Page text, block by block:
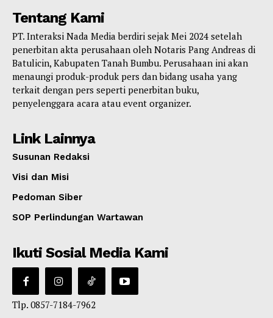
Tentang Kami
PT. Interaksi Nada Media berdiri sejak Mei 2024 setelah
penerbitan akta perusahaan oleh Notaris Pang Andreas di
Batulicin, Kabupaten Tanah Bumbu. Perusahaan ini akan
menaungi produk-produk pers dan bidang usaha yang
terkait dengan pers seperti penerbitan buku,
penyelenggara acara atau event organizer.
Link Lainnya
Susunan Redaksi
Visi dan Misi
Pedoman Siber
SOP Perlindungan Wartawan
Ikuti Sosial Media Kami
Tlp. 0857-7184-7962